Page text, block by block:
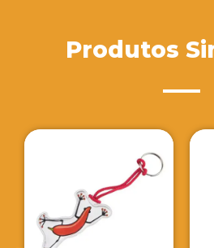
Produtos